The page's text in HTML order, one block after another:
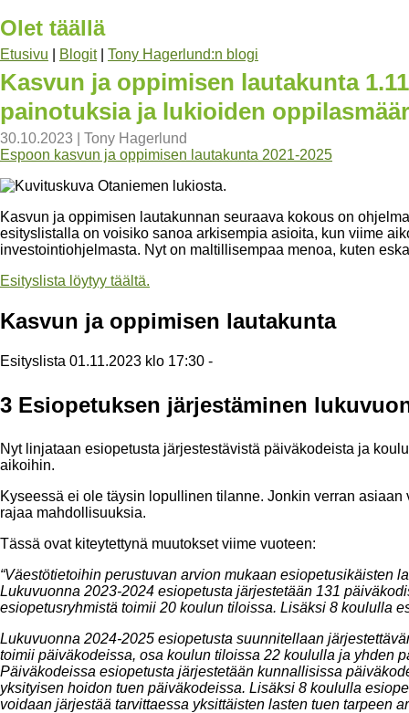
Olet täällä
Etusivu Blogit| Tony Hagerlund:n blogi
Kasvun ja oppimisen lautakunta
painotuksia ja lukioiden
30.10.2023
Tony Hagerlund
Espoon kasvun ja oppimisen lautakunta 2021-2025
Kasvun ja oppimisen lautakunnan seuraava kokous on
esityslistalla on voisiko sanoa arkisempia asioita, kun viime
investointiohjelmasta. Nyt on maltillisempaa menoa, kuten
Esityslista löytyy täältä.
Kasvun ja oppimisen lautakunta
Esityslista 01.11.2023 klo 17:30 -
3 Esiopetuksen järjestäminen
Nyt linjataan esiopetusta järjestestävistä päiväkodeista ja
aikoihin.
Kyseessä ei ole täysin lopullinen tilanne. Jonkin verran
rajaa mahdollisuuksia.
Tässä ovat kiteytettynä muutokset viime vuoteen:
“Väestötietoihin perustuvan arvion mukaan esiopetusikäisten
Lukuvuonna 2023-2024 esiopetusta järjestetään 131
esiopetusryhmistä toimii 20 koulun tiloissa. Lisäksi 8 koululla
Lukuvuonna 2024-2025 esiopetusta suunnitellaan
toimii päiväkodeissa, osa koulun tiloissa 22 koululla ja yhden
Päiväkodeissa esiopetusta järjestetään kunnallisissa
yksityisen hoidon tuen päiväkodeissa. Lisäksi 8 koululla
voidaan järjestää tarvittaessa yksittäisten lasten tuen tarpeen